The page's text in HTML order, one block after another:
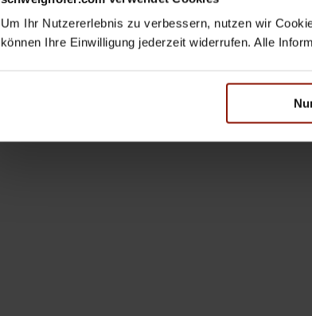
Um Ihr Nutzererlebnis zu verbessern, nutzen wir
können Ihre Einwilligung jederzeit widerrufen. Alle